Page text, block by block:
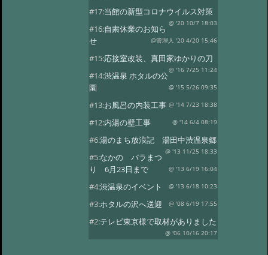
#17:当館の新型コロナウイルス対策
@ '20 10/7 18:03
#16:自粛休業のお知ら
せ
@管理人 '20 4/20 15:46
#15:応接室改装、真田家ゆかりの刀
@ '16 7/25 11:24
#14:渋温泉 ホタルの公
園
@ '15 5/26 09:35
#13:お風呂の内装工事 @ '14 7/23 18:38
#12:内湯の壁工事 @ '14 6/4 08:19
#6:湯のまち放浪記 湯田中渋温泉郷
@ '13 11/25 18:33
#5:なかの バラまつ
り 6月23日まで
@ '13 6/19 16:04
#4:渋温泉のイベント @ '13 6/18 10:23
#3:ホタルの沢へ送迎 @ '08 6/19 17:55
#2:テレビ東京様で取材がありました
@ '06 10/16 20:17